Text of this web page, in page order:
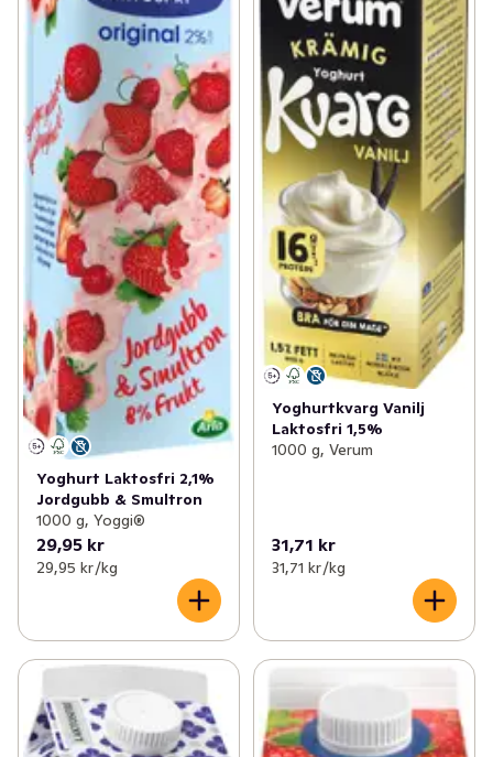
Yoghurt Laktosfri 2,1%
Jordgubb & Smultron
1000 g, Yoggi®
29,95 kr
29,95 kr /kg
Yoghurtkvarg Vanilj
Laktosfri 1,5%
1000 g, Verum
31,71 kr
31,71 kr /kg